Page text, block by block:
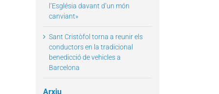
l’Església davant d’un món
canviant»
Sant Cristòfol torna a reunir els
conductors en la tradicional
benedicció de vehicles a
Barcelona
Arxiu